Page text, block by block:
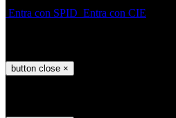
Entra con SPID Entra con CIE
button close ×